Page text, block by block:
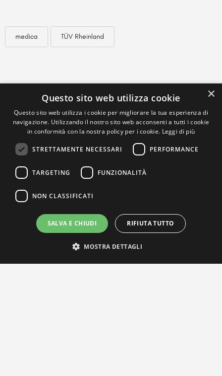
medica TÜV Rheinland
×
Questo sito web utilizza cookie
Questo sito web utilizza i cookie per migliorare la tua esperienza di
navigazione. Utilizzando il nostro sito web acconsenti a tutti i cookie
in conformità con la nostra policy per i cookie. Leggi di più
STRETTAMENTE NECESSARI PERFORMANCE
TARGETING FUNZIONALITÀ
NON CLASSIFICATI
SALVA E CHIUDI RIFIUTA TUTTO
MOSTRA DETTAGLI